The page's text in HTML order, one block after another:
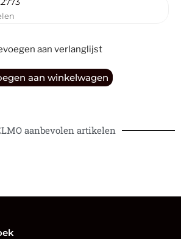
aan verlanglijst
aan winkelwagen
aanbevolen artikelen